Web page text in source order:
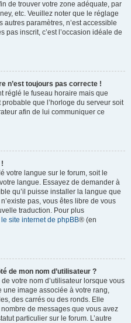
de trouver votre zone adéquate, par
etc. Veuillez noter que le réglage
paramètres, n’est accessible
pas inscrit, c’est l’occasion idéale de
n’est toujours pas correcte !
réglé le fuseau horaire mais que
probable que l’horloge du serveur soit
afin de lui communiquer ce
votre langue sur le forum, soit le
langue. Essayez de demander à
qu’il puisse installer la langue que
pas, vous êtes libre de vous
traduction. Pour plus
le site internet de phpBB® (en
de mon nom d’utilisateur ?
votre nom d’utilisateur lorsque vous
une image associée à votre rang,
des carrés ou des ronds. Elle
de messages que vous avez
particulier sur le forum. L’autre